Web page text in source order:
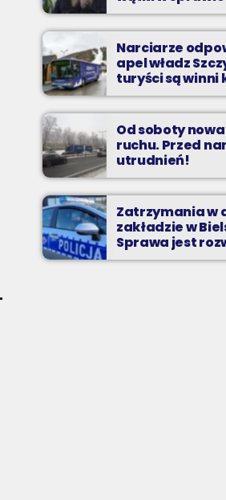
z Bielska-Białej
Narciarze
apel władz
turyści są winni
Od soboty
ruchu. Przed
utrudnień!
Zatrzymania w
zakładzie w
Sprawa jest